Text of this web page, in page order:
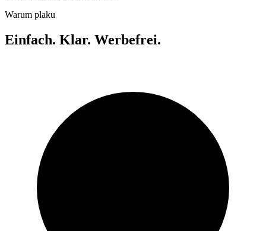
Warum plaku
Einfach. Klar. Werbefrei.